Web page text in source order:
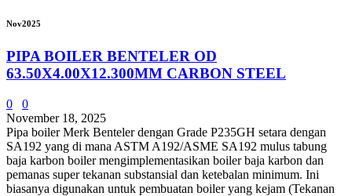
Nov2025
PIPA BOILER BENTELER OD
63.50X4.00X12.300MM CARBON STEEL
0
0
November 18, 2025
Pipa boiler Merk Benteler dengan Grade P235GH setara dengan
SA192 yang di mana ASTM A192/ASME SA192 mulus tabung
baja karbon boiler mengimplementasikan boiler baja karbon dan
pemanas super tekanan substansial dan ketebalan minimum. Ini
biasanya digunakan untuk pembuatan boiler yang kejam (Tekanan